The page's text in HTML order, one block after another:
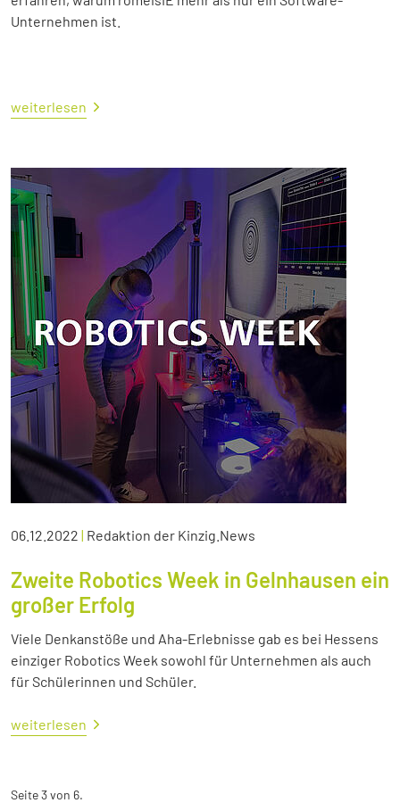
Unternehmen ist.
weiterlesen
06.12.2022 | Redaktion der Kinzig.News
Zweite Robotics Week in Gelnhausen ein
großer Erfolg
Viele Denkanstöße und Aha-Erlebnisse gab es bei Hessens
einziger Robotics Week sowohl für Unternehmen als auch
für Schülerinnen und Schüler.
weiterlesen
Seite 3 von 6.